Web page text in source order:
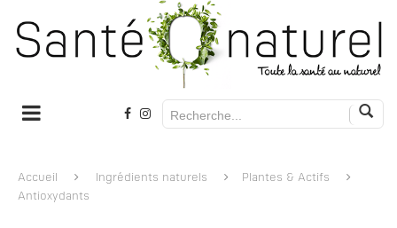
Accueil Ingrédients naturels
Plantes & Actifs
Antioxydants